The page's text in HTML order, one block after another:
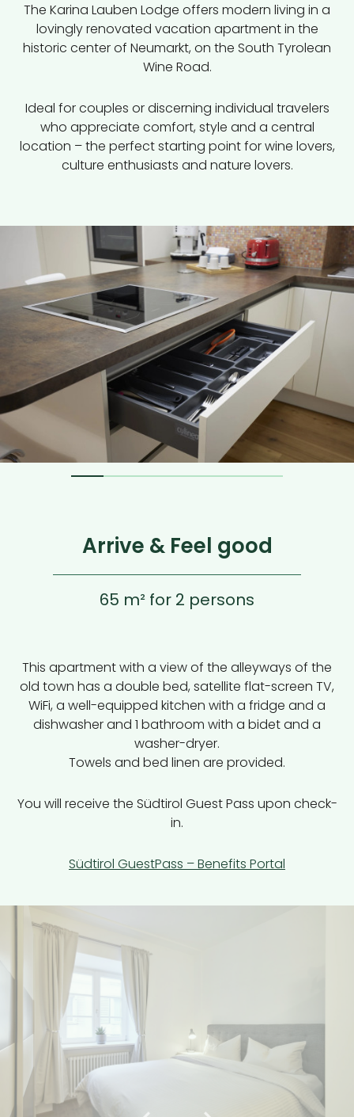
The Karina Lauben Lodge offers modern living in a
lovingly renovated vacation apartment in the
historic center of Neumarkt, on the South Tyrolean
Wine Road.
Ideal for couples or discerning individual travelers
who appreciate comfort, style and a central
location – the perfect starting point for wine lovers,
culture enthusiasts and nature lovers.
Arrive & Feel good
65 m² for 2 persons
This apartment with a view of the alleyways of the
old town has a double bed, satellite flat-screen TV,
WiFi, a well-equipped kitchen with a fridge and a
dishwasher and 1 bathroom with a bidet and a
washer-dryer.
Towels and bed linen are provided.
You will receive the Südtirol Guest Pass upon check-
in.
Südtirol GuestPass – Benefits Portal